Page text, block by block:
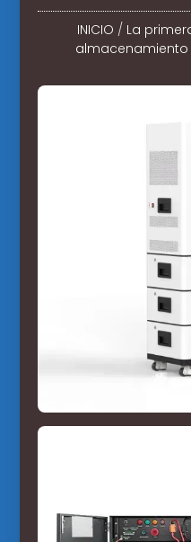
INICIO / La
almacenamiento